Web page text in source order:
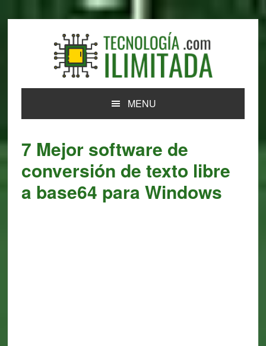
MENU
7 Mejor software de
conversión de texto libre
a base64 para Windows